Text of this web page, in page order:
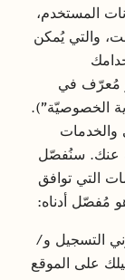
المستخدم،
والتي يُمكن
مُعرّف في
(“قانون حماية الخصوصيّة”).
والخدمات
عنك. سنُفصّل
التي توافق
مُفصّل أدناه:
التسجيل و/
على الموقع